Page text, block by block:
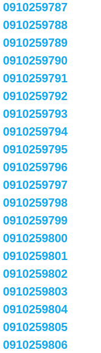
0910259787
0910259788
0910259789
0910259790
0910259791
0910259792
0910259793
0910259794
0910259795
0910259796
0910259797
0910259798
0910259799
0910259800
0910259801
0910259802
0910259803
0910259804
0910259805
0910259806